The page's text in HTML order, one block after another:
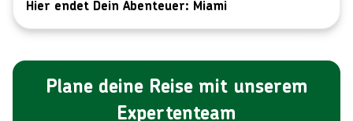
Restaurants essen gehst und anschließend das lebhafte
Nachtleben erkundest.
Hier endet Dein Abenteuer: Miami
Plane deine Reise mit unserem
Expertenteam